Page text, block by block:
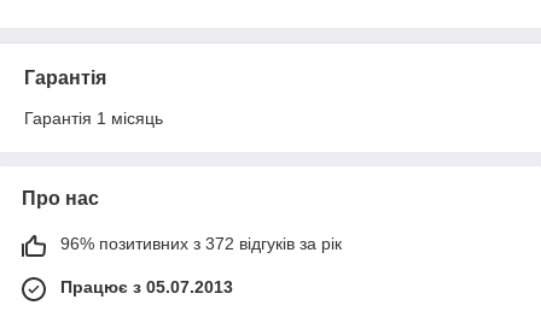
Гарантія
Гарантія 1 місяць
Про нас
96% позитивних з 372 відгуків за рік
Працює з 05.07.2013